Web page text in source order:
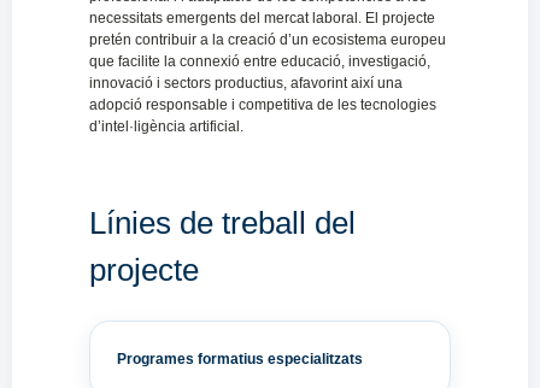
necessitats emergents del mercat laboral. El projecte
pretén contribuir a la creació d’un ecosistema europeu
que facilite la connexió entre educació, investigació,
innovació i sectors productius, afavorint així una
adopció responsable i competitiva de les tecnologies
d’intel·ligència artificial.
Línies de treball del
projecte
Programes formatius especialitzats